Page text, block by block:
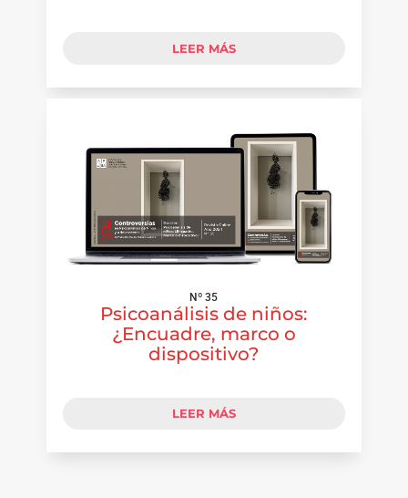
LEER MÁS
Nº 35
Psicoanálisis de niños:
¿Encuadre, marco o
dispositivo?
LEER MÁS